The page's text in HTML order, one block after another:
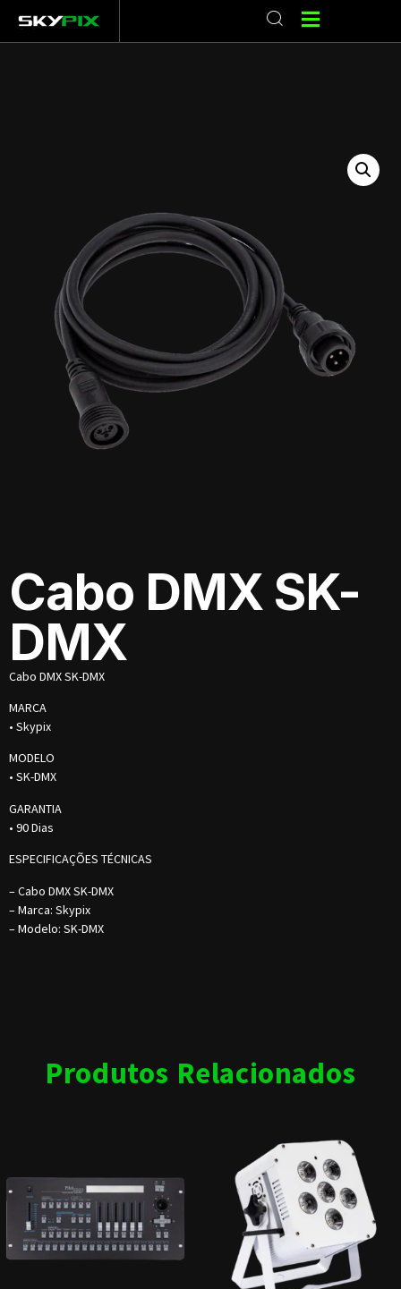
Cabo DMX SK-
DMX
Cabo DMX SK-DMX
MARCA
• Skypix
MODELO
• SK-DMX
GARANTIA
• 90 Dias
ESPECIFICAÇÕES TÉCNICAS
– Cabo DMX SK-DMX
– Marca: Skypix
– Modelo: SK-DMX
Produtos Relacionados